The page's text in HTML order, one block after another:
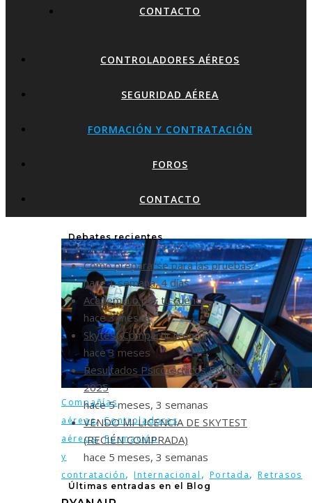
CONTACTO
CONTROLADORES AÉREOS
SEGURIDAD AÉREA
FORMACIÓN Y CONTRATACIÓN
FOROS
CONTACTO
Compañías
aéreas,Controladores
aéreos,Formación
y
contratación,Internacional , Portada,Retrasos
Debates recientes
Cómo prepararse para las pruebas?
hace 1 semana, 4 días
Academia o por tu cuenta
hace 3 meses
Skytest Compartir licencia
hace 3 meses
Resultados Psicotécnicos ENAIRE
2025
hace 5 meses, 3 semanas
VENDO MI LICENCIA DE SKYTEST
(RECIÉN COMPRADA)
hace 5 meses, 3 semanas
Últimas entradas en el Blog